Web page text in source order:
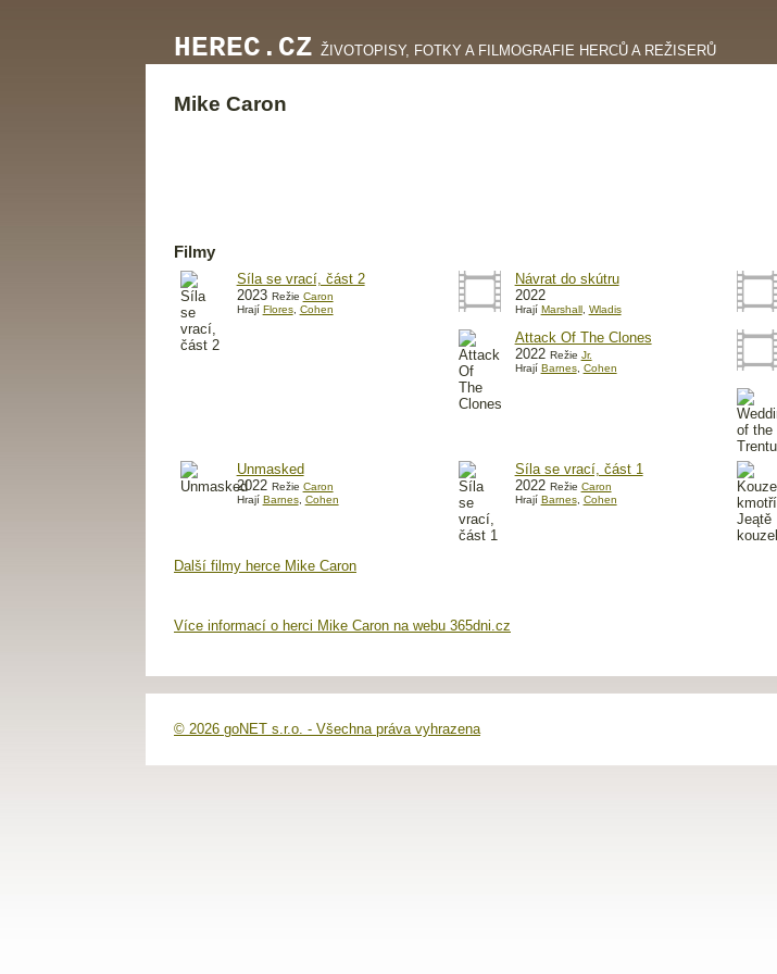
HEREC.CZ ŽIVOTOPISY, FOTKY A FILMOGRAFIE HERCŮ A REŽISERŮ
Mike Caron
Filmy
Síla se vrací, část 2
2023 Režie Caron
Hrají Flores, Cohen
Návrat do skútru
2022
Hrají Marshall, Wladis
Attack Of The Clones
2022 Režie Jr.
Hrají Barnes, Cohen
Unmasked
2022 Režie Caron
Hrají Barnes, Cohen
Síla se vrací, část 1
2022 Režie Caron
Hrají Barnes, Cohen
Další filmy herce Mike Caron
Více informací o herci Mike Caron na webu 365dni.cz
© 2026 goNET s.r.o. - Všechna práva vyhrazena